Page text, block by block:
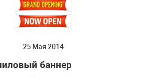
25 Мая 2014
баннер